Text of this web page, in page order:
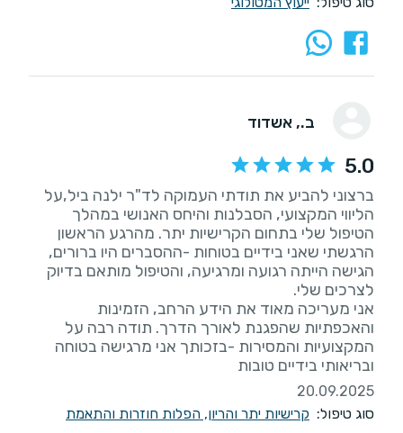
ב., אשדוד
5.0
ברצוני להביע את תודתי העמוקה לד"ר ילנה ביל,על
הליווי המקצועי, הסבלנות והיחס האנושי במהלך
הטיפול שלי בתחום הקרישיות יתר. מהרגע הראשון
הרגשתי שאני בידיים בטוחות -ההסברים היו ברורים,
הגישה הייתה רגועה ומרגיעה, והטיפול מותאם בדיוק
אני מעריכה מאוד את הידע הרחב, הזמינות
והאכפתיות שהפגנת לאורך הדרך. תודה רבה על
המקצועיות והמסירות -בזכותך אני מרגישה בטוחה
ובריאותי בידיים טובות
20.09.2025
סוג טיפול: קרישיות יתר והריון, הפלות חוזרות והתאמת